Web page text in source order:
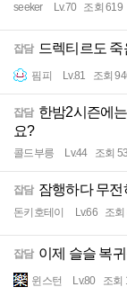
seeker Lv.70 조회 619
잡담 드렉티르도
핌피 Lv.81 조회
잡담 한밤2시즌에
요?
콜드부릉 Lv.44 조회
잡담 잠행하다 무전
돈키호테이 Lv.66 조회
잡담 이제 슬슬 복
윈스턴 Lv.80 조회